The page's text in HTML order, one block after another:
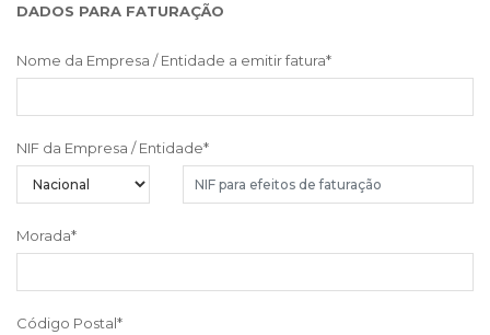
DADOS PARA FATURAÇÃO
Nome da Empresa / Entidade a emitir fatura*
NIF da Empresa / Entidade*
Morada*
Código Postal*